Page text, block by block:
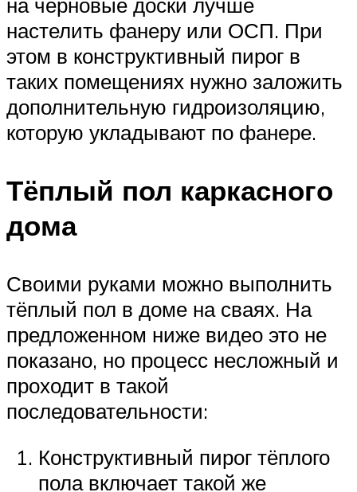
настелить фанеру или ОСП. При
этом в конструктивный пирог в
таких помещениях нужно заложить
дополнительную гидроизоляцию,
которую укладывают по фанере.
Тёплый пол каркасного
дома
Своими руками можно выполнить
тёплый пол в доме на сваях. На
предложенном ниже видео это не
показано, но процесс несложный и
проходит в такой
последовательности:
Конструктивный пирог тёплого
пола включает такой же